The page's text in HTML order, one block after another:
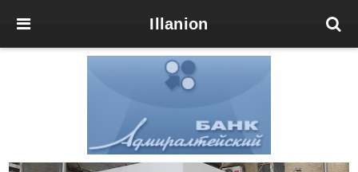
Illanion